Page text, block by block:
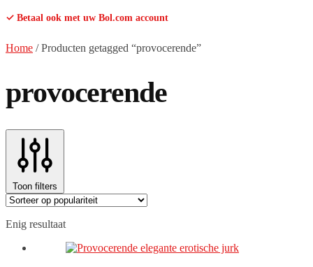
✓ Betaal ook met uw Bol.com account
Home /Producten getagged “provocerende”
provocerende
Toon filters
Enig resultaat